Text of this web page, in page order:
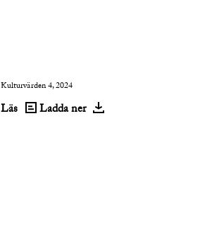
Kulturvärden 4, 2024
Läs Ladda ner